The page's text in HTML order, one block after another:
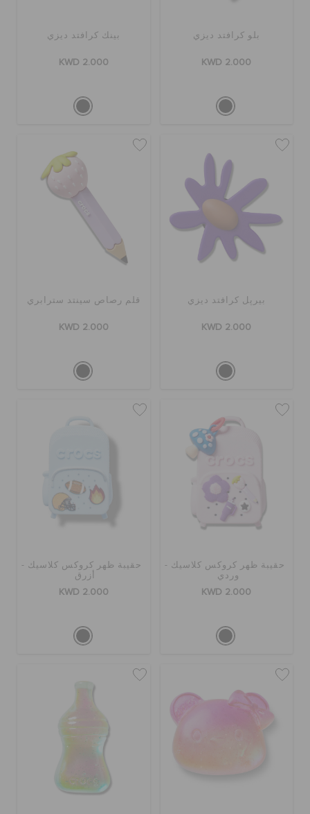
بلو كرافتد ديزي
KWD 2.000
بينك كرافتد ديزي
KWD 2.000
بيرپل كرافتد ديزي
KWD 2.000
قلم رصاص سينتد سترابري
KWD 2.000
حقيبة ظهر كروكس كلاسيك -
وردي
KWD 2.000
حقيبة ظهر كروكس كلاسيك -
أزرق
KWD 2.000